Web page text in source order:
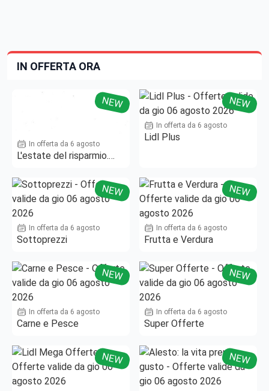
IN OFFERTA ORA
NEW
In offerta da 6 agosto
L'estate del risparmio.
NEW
In offerta da 6 agosto
Lidl Plus
NEW
In offerta da 6 agosto
Sottoprezzi
NEW
In offerta da 6 agosto
Frutta e Verdura
NEW
In offerta da 6 agosto
Carne e Pesce
NEW
In offerta da 6 agosto
Super Offerte
NEW NEW